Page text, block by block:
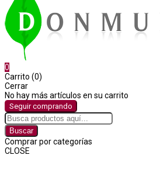
0
Carrito (0)
Cerrar
No hay más artículos en su carrito
Seguir comprando
Buscar
Comprar por categorías
CLOSE